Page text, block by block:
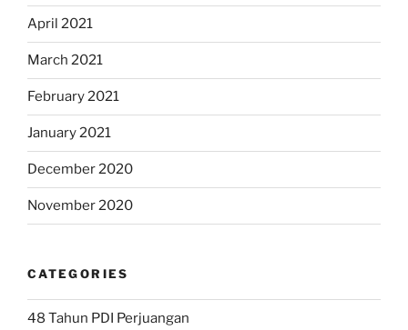
April 2021
March 2021
February 2021
January 2021
December 2020
November 2020
CATEGORIES
48 Tahun PDI Perjuangan